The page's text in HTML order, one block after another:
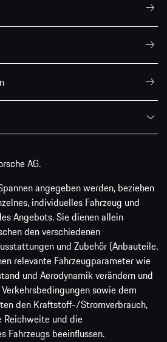
AG.
angegeben werden, beziehen
individuelles Fahrzeug und
Angebots. Sie dienen allein
den verschiedenen
und Zubehör (Anbauteile,
relevante Fahrzeugparameter wie
und Aerodynamik verändern und
sowie dem
den Kraftstoff-/Stromverbrauch,
Reichweite und die
Fahrzeugs beeinflussen.